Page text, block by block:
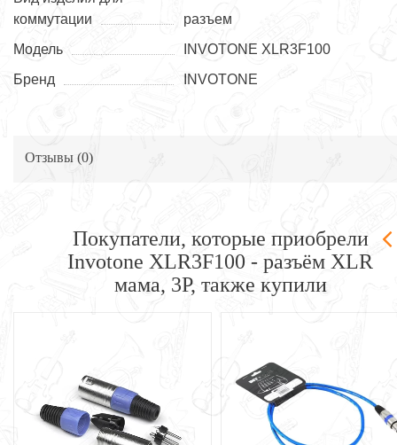
коммутации
разъем
Модель
INVOTONE XLR3F100
Бренд
INVOTONE
Отзывы (0)
Покупатели, которые приобрели
Invotone XLR3F100 - разъём XLR
мама, 3P, также купили